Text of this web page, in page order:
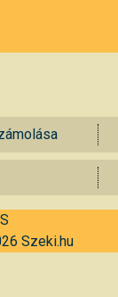
Szeki.hu